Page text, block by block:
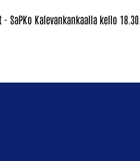
SaPKo Kalevankankaalla kello 18.30.